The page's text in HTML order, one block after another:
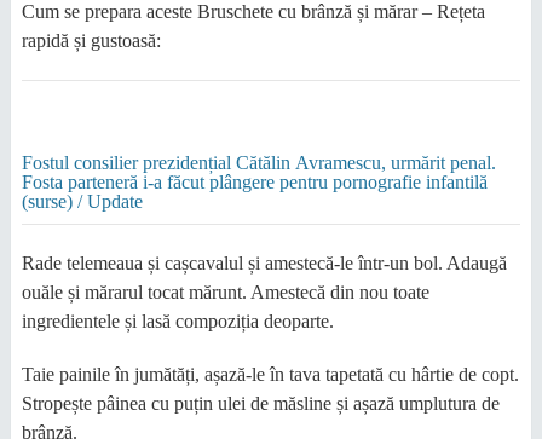
Cum se prepara aceste Bruschete cu brânză și mărar – Rețeta
rapidă și gustoasă:
Fostul consilier prezidențial Cătălin Avramescu, urmărit penal.
Fosta parteneră i-a făcut plângere pentru pornografie infantilă
(surse) / Update
Rade telemeaua și cașcavalul și amestecă-le într-un bol. Adaugă
ouăle și mărarul tocat mărunt. Amestecă din nou toate
ingredientele și lasă compoziția deoparte.
Taie painile în jumătăți, așază-le în tava tapetată cu hârtie de copt.
Stropește pâinea cu puțin ulei de măsline și așază umplutura de
brânză.